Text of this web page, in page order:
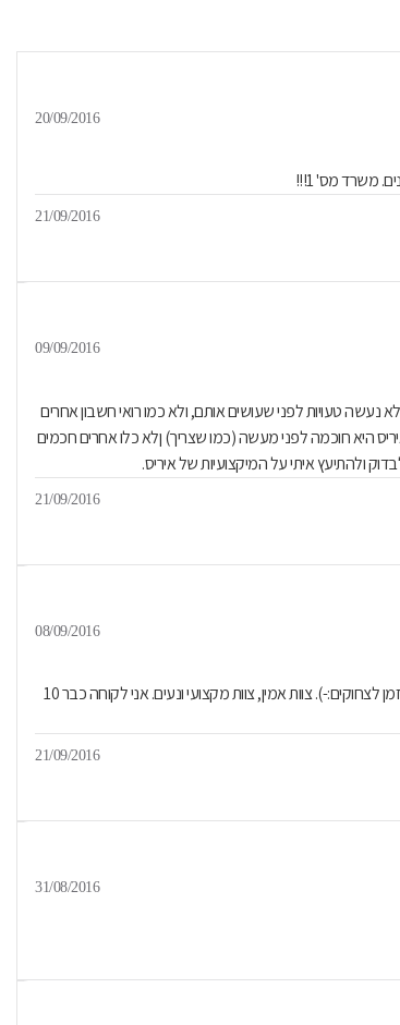
20/09/2016
משרד מס' 1!!!
21/09/2016
09/09/2016
נעשה טעויות לפני שעושים אותם, ולא כמו רואי חשבון אחרים
היא חוכמה לפני מעשה (כמו שצריך) ןלא כלו אחרים חכמים
ולהתיעץ איתי על המיקצועיות של איריס.
21/09/2016
08/09/2016
משרד מקצועי ושירותי ביותר. תמיד יש להם זמן בשבילי, לאחר סידור של הצד העסקי תמיד יש גם זמן לצחוקים:-). צוות אמין, צוות מקצועי ונעים. אני לקוחה כבר 10
21/09/2016
31/08/2016